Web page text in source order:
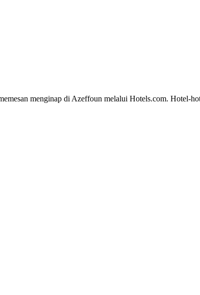
menginap di Azeffoun melalui Hotels.com. Hotel-